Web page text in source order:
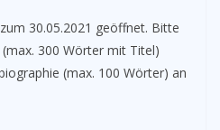
30.05.2021 geöffnet. Bitte
300 Wörter mit Titel)
(max. 100 Wörter) an